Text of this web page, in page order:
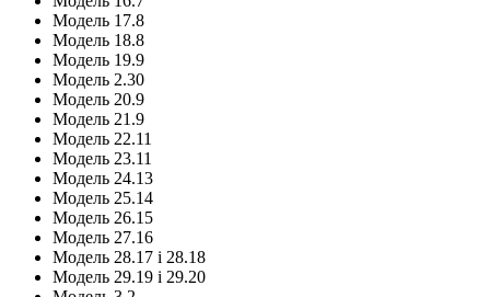
Модель 17.8
Модель 18.8
Модель 19.9
Модель 2.30
Модель 20.9
Модель 21.9
Модель 22.11
Модель 23.11
Модель 24.13
Модель 25.14
Модель 26.15
Модель 27.16
Модель 28.17 і 28.18
Модель 29.19 і 29.20